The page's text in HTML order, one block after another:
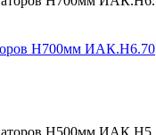
Н700мм ИАК.Н6.70